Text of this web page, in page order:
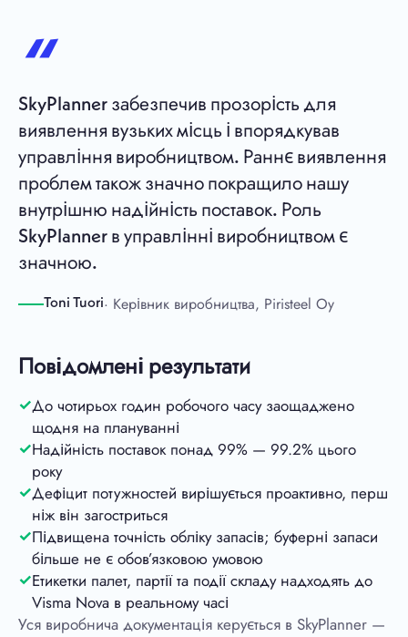
SkyPlanner забезпечив прозорість для
виявлення вузьких місць і впорядкував
управління виробництвом. Раннє виявлення
проблем також значно покращило нашу
внутрішню надійність поставок. Роль
SkyPlanner в управлінні виробництвом є
значною.
Toni Tuori· Керівник виробництва, Piristeel Oy
Повідомлені результати
До чотирьох годин робочого часу заощаджено
щодня на плануванні
Надійність поставок понад 99% — 99.2% цього
року
Дефіцит потужностей вирішується проактивно, перш
ніж він загостриться
Підвищена точність обліку запасів; буферні запаси
більше не є обов’язковою умовою
Етикетки палет, партії та події складу надходять до
Visma Nova в реальному часі
Уся виробнича документація керується в SkyPlanner —